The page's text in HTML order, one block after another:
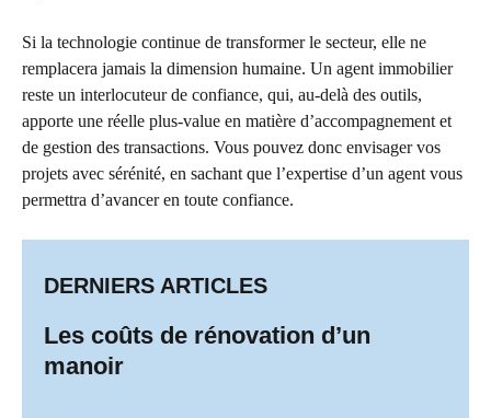
Si la technologie continue de transformer le secteur, elle ne
remplacera jamais la dimension humaine. Un agent immobilier
reste un interlocuteur de confiance, qui, au-delà des outils,
apporte une réelle plus-value en matière d’accompagnement et
de gestion des transactions. Vous pouvez donc envisager vos
projets avec sérénité, en sachant que l’expertise d’un agent vous
permettra d’avancer en toute confiance.
DERNIERS ARTICLES
Les coûts de rénovation d’un
manoir